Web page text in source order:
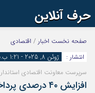
حرف آنلاین
اینستاگرام
آپارات
رمز عبور
صفحه نخست اخبار / اقتصادی
انتشار :
ژوئن 8, 2025 - 1:21 ب.ظ
سرپرست معاونت اقتصادی
افزایش ۴۰ درصدی پرداخت تسهیلات بانکی در مازندران